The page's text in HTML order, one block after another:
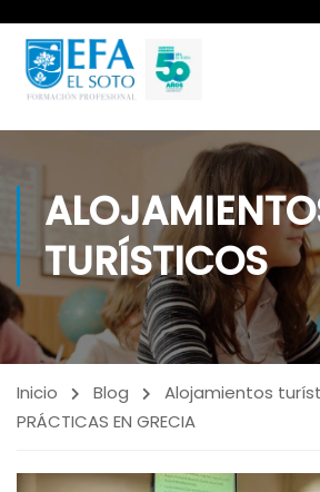
TURÍSTICOS
Inicio Blog
Alojamientos
PRÁCTICAS EN GRECIA